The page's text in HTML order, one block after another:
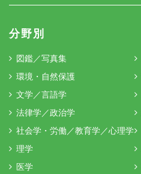
分野別
図鑑／写真集
環境・自然保護
文学／言語学
法律学／政治学
社会学・労働／教育学／心理学
理学
医学